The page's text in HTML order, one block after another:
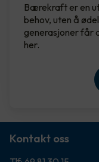
Bærekraft er en
behov, uten å
generasjoner får
her.
Kontakt oss